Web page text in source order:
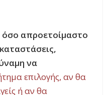
όσο απροετοίμαστο
να
επιλογής, αν θα
ή αν θα